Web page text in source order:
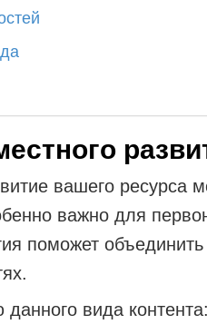
вашего ресурса
важно для
поможет
вида контента: